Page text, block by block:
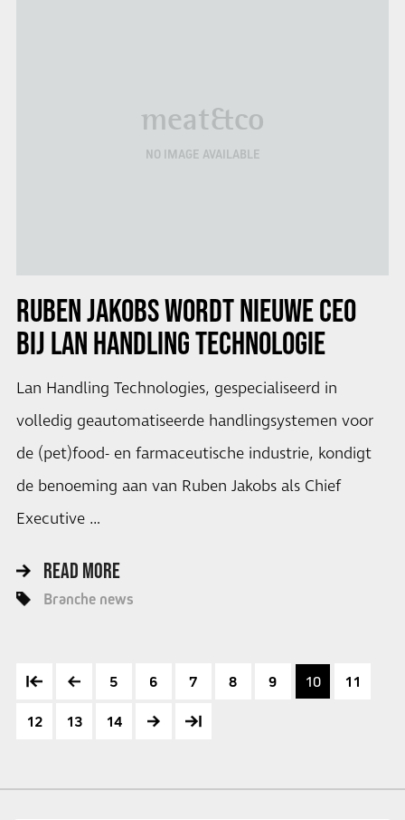
meat&co
NO IMAGE AVAILABLE
RUBEN JAKOBS WORDT NIEUWE CEO
BIJ LAN HANDLING TECHNOLOGIE
Lan Handling Technologies, gespecialiseerd in
volledig geautomatiseerde handlingsystemen voor
de (pet)food- en farmaceutische industrie, kondigt
de benoeming aan van Ruben Jakobs als Chief
Executive …
READ MORE
Branche news
5 6 7 8 9 10 11
12 13 14